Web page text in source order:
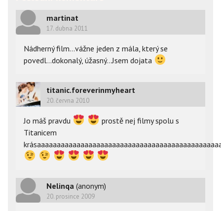
martinat
17. dubna 2011
Nádherný film...vážne jeden z mála, který se
povedl...dokonalý, úžasný...Jsem dojata
titanic.foreverinmyheart
20. června 2010
Jo máš pravdu
prostě nej filmy spolu s
Titanicem
Nelinqa (anonym)
20. prosince 2009